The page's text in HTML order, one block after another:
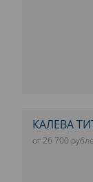
КАЛЕВА
от 26 700